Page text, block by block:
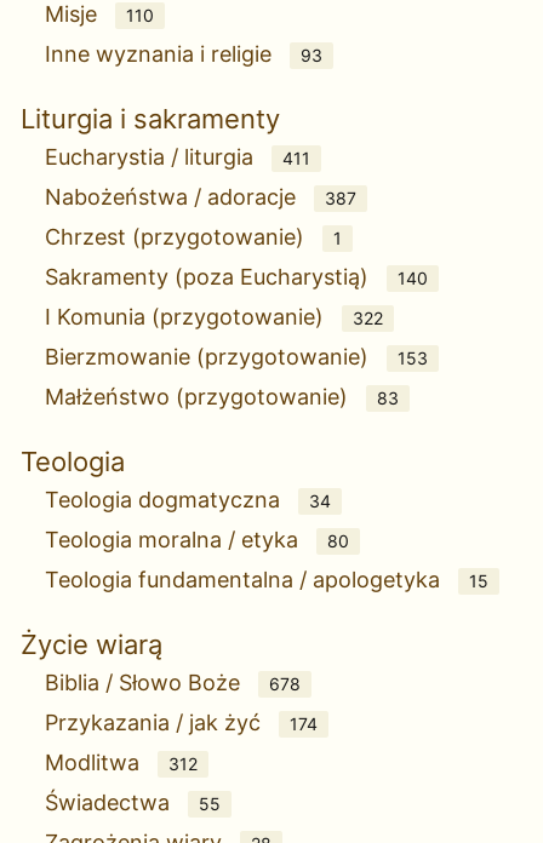
Misje 110
Inne wyznania i religie 93
Liturgia i sakramenty
Eucharystia / liturgia 411
Nabożeństwa / adoracje 387
Chrzest (przygotowanie) 1
Sakramenty (poza Eucharystią) 140
I Komunia (przygotowanie) 322
Bierzmowanie (przygotowanie) 153
Małżeństwo (przygotowanie) 83
Teologia
Teologia dogmatyczna 34
Teologia moralna / etyka 80
Teologia fundamentalna / apologetyka 15
Życie wiarą
Biblia / Słowo Boże 678
Przykazania / jak żyć 174
Modlitwa 312
Świadectwa 55